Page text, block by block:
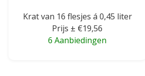
Krat van 16 flesjes á 0,45 liter
Prijs ± €19,56
6 Aanbiedingen